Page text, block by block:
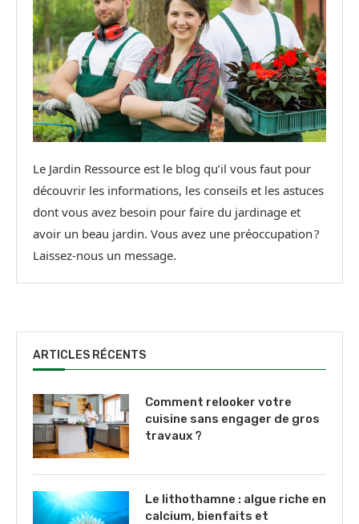
Le Jardin Ressource est le blog qu’il vous faut pour
découvrir les informations, les conseils et les astuces
dont vous avez besoin pour faire du jardinage et
avoir un beau jardin. Vous avez une préoccupation ?
Laissez-nous un message.
ARTICLES RÉCENTS
Comment relooker votre
cuisine sans engager de gros
travaux ?
Le lithothamne : algue riche en
calcium, bienfaits et